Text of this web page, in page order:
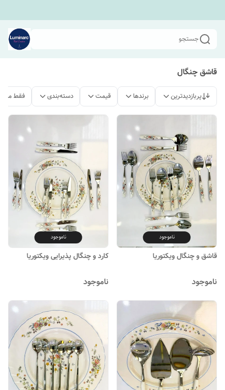
جستجو
قاشق چنگال
پربازدیدترین برندها قیمت دسته‌بندی فقط
ناموجود
قاشق و چنگال ویکتوریا
ناموجود
ناموجود
کارد و چنگال پذیرایی ویکتوریا
ناموجود